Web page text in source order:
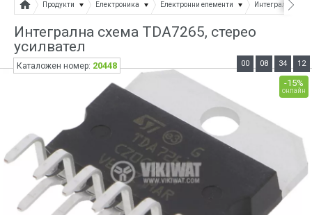
Продукти Електроника Електронни елементи Интегрални
Интегрална схема TDA7265, стерео
усилвател
-15%
онлайн
00 08 34 12
Каталожен номер: 20448